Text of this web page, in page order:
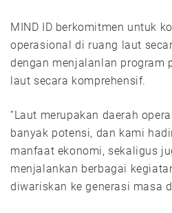
MIND ID berkomitmen untuk
operasional di ruang laut
dengan menjalanlan program
laut secara komprehensif.
“Laut merupakan daerah
banyak potensi, dan kami
manfaat ekonomi, sekaligus
menjalankan berbagai
diwariskan ke generasi masa